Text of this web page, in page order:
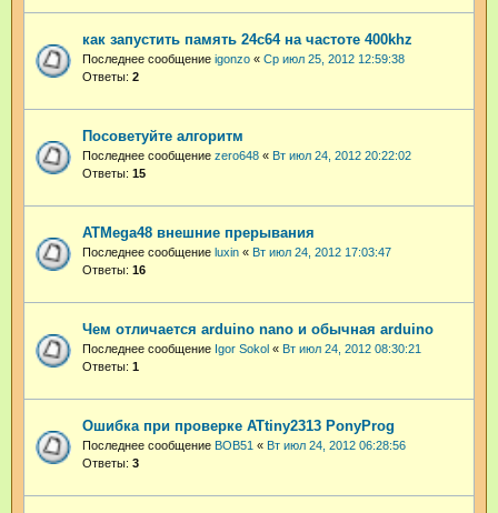
как запустить память 24с64 на частоте 400khz
Последнее сообщение igonzo « Ср июл 25, 2012 12:59:38
Ответы: 2
Посоветуйте алгоритм
Последнее сообщение zero648 « Вт июл 24, 2012 20:22:02
Ответы: 15
ATMega48 внешние прерывания
Последнее сообщение luxin « Вт июл 24, 2012 17:03:47
Ответы: 16
Чем отличается arduino nano и обычная arduino
Последнее сообщение Igor Sokol « Вт июл 24, 2012 08:30:21
Ответы: 1
Ошибка при проверке ATtiny2313 PonyProg
Последнее сообщение BOB51 « Вт июл 24, 2012 06:28:56
Ответы: 3